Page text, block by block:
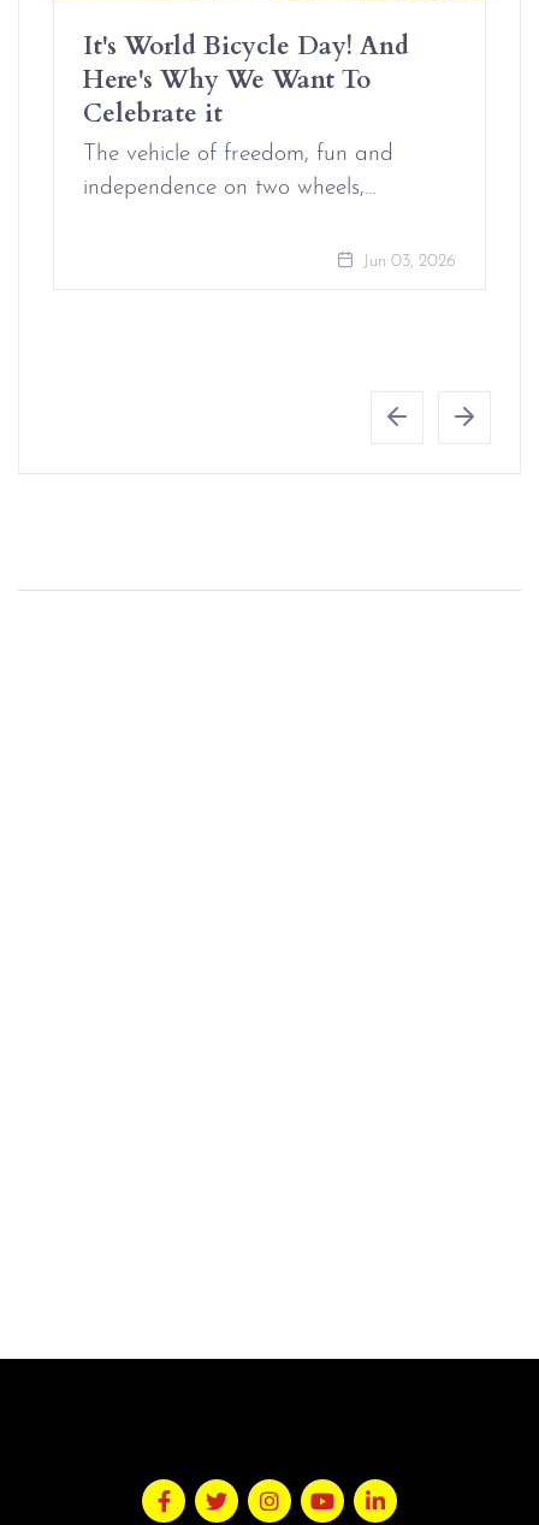
It's World Bicycle Day! And
Here's Why We Want To
Celebrate it
The vehicle of freedom, fun and
independence on two wheels,…
Jun 03, 2026